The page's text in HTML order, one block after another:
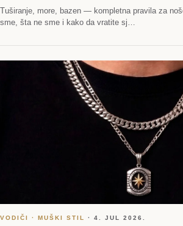
Tuširanje, more, bazen — kompletna pravila za
sme, šta ne sme i kako da vratite sj…
VODIČI · MUŠKI STIL · 4. JUL 2026.